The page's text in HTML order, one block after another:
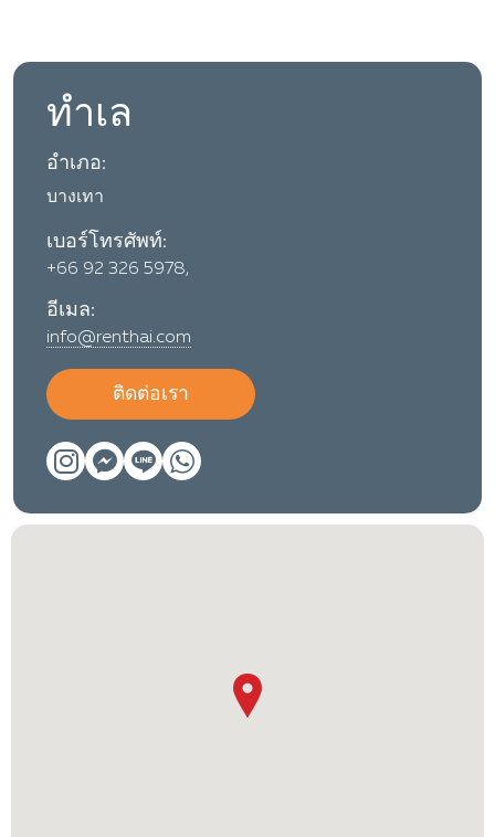
ทำเล
อำเภอ:
บางเทา
เบอร์โทรศัพท์:
+66 92 326 5978,
อีเมล:
info@renthai.com
ติดต่อเรา